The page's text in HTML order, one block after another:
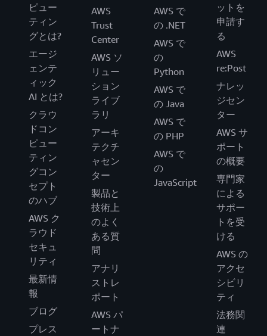
ピュー
ティン
グとは?
エージ
ェンテ
ィック
AI とは?
クラウ
ドコン
ピュー
ティン
グコン
セプト
のハブ
AWS ク
ラウド
セキュ
リティ
最新情
報
ブログ
プレス
AWS
Trust
Center
AWS ソ
リュー
ション
ライブ
ラリ
アーキ
テクチ
ャセン
ター
製品と
技術上
のよく
ある質
問
アナリ
ストレ
ポート
AWS パ
ートナ
AWS で
の .NET
AWS で
の
Python
AWS で
の Java
AWS で
の PHP
AWS で
の
JavaScript
ットを
申請す
る
AWS
re:Post
ナレッ
ジセン
ター
AWS サ
ポート
の概要
専門家
による
サポー
トを受
ける
AWS の
アクセ
シビリ
ティ
法務関
連